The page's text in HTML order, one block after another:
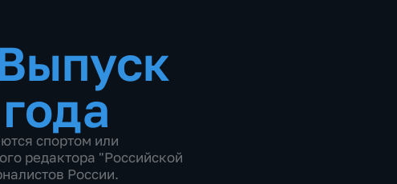
спортом или
редактора "Российской
России.